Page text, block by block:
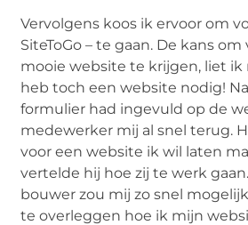
Vervolgens koos ik ervoor om
SiteToGo – te gaan. De kans om
mooie website te krijgen, liet ik
heb toch een website nodig!
formulier had ingevuld op de
medewerker mij al snel terug.
voor een website ik wil laten
vertelde hij hoe zij te werk
bouwer zou mij zo snel
te overleggen hoe ik mijn